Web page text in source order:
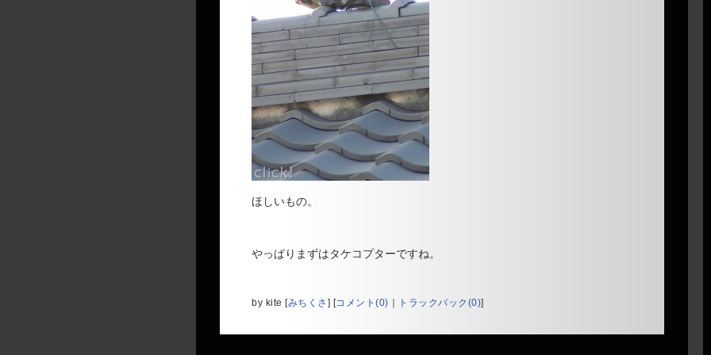
ほしいもの。
やっぱりまずはタケコプターですね。
by kite [みちくさ ] [コメント(0) トラックバック(0)]